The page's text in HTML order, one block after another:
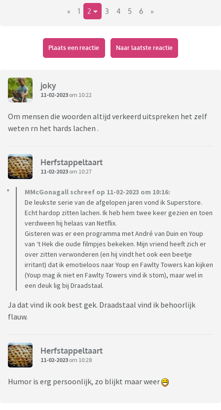
« 1 2 3 4 5 6 »
Plaats een reactie Naar laatste reactie
joky
11-02-2023 om 10:22
Om mensen die woorden altijd verkeerd uitspreken het zelf
weten rn het hards lachen .
Herfstappeltaart
11-02-2023 om 10:27
MMcGonagall schreef op 11-02-2023 om 10:16:
De leukste serie van de afgelopen jaren vond ik Superstore.
Echt hardop zitten lachen. Ik heb hem twee keer gezien en toen
verdween hij helaas van Netflix.
Gisteren was er een programma met André van Duin en Youp
van ‘t Hek die oude filmpjes bekeken. Mijn vriend heeft zich er
over zitten verwonderen (en hij vindt het ook een beetje
irritant) dat ik emotieloos naar Youp en Fawlty Towers kan kijken
(Youp mag ik niet en Fawlty Towers vind ik stom), maar wel in
een deuk lig bij Draadstaal.
Ja dat vind ik ook best gek. Draadstaal vind ik behoorlijk
flauw.
Herfstappeltaart
11-02-2023 om 10:28
Humor is erg persoonlijk, zo blijkt maar weer